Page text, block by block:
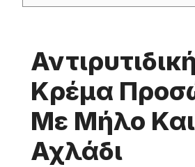
Αντιρυτιδική
Κρέμα
Με Μήλο Και
Αχλάδι